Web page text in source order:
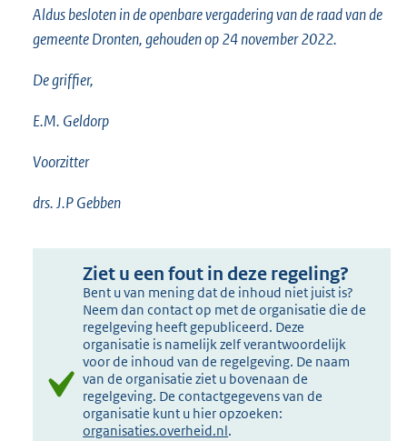
Aldus besloten in de openbare vergadering van de raad van de
gemeente Dronten, gehouden op 24 november 2022.
De griffier,
E.M. Geldorp
Voorzitter
drs. J.P Gebben
Ziet u een fout in deze regeling?
Bent u van mening dat de inhoud niet juist is?
Neem dan contact op met de organisatie die de
regelgeving heeft gepubliceerd. Deze
organisatie is namelijk zelf verantwoordelijk
voor de inhoud van de regelgeving. De naam
van de organisatie ziet u bovenaan de
regelgeving. De contactgegevens van de
organisatie kunt u hier opzoeken:
organisaties.overheid.nl.